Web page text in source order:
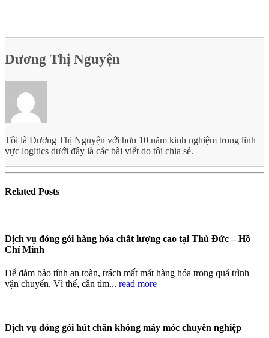
Dương Thị Nguyện
Tôi là Dương Thị Nguyện với hơn 10 năm kinh nghiệm trong lĩnh
vực logitics dưới đây là các bài viết do tôi chia sẻ.
Related Posts
Dịch vụ đóng gói hàng hóa chất lượng cao tại Thủ Đức – Hồ
Chí Minh
Để đảm bảo tính an toàn, trách mất mát hàng hóa trong quá trình
vận chuyển. Vì thế, cần tìm... read more
Dịch vụ đóng gói hút chân không máy móc chuyên nghiệp